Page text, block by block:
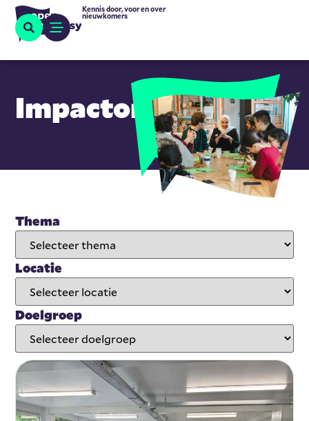
Kennis door, voor en over
nieuwkomers
Impactonderzoek
Thema
Locatie
Doelgroep